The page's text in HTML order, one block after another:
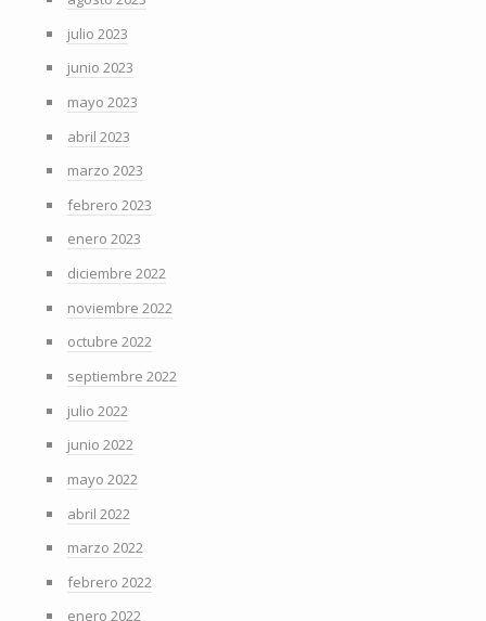
julio 2023
junio 2023
mayo 2023
abril 2023
marzo 2023
febrero 2023
enero 2023
diciembre 2022
noviembre 2022
octubre 2022
septiembre 2022
julio 2022
junio 2022
mayo 2022
abril 2022
marzo 2022
febrero 2022
enero 2022